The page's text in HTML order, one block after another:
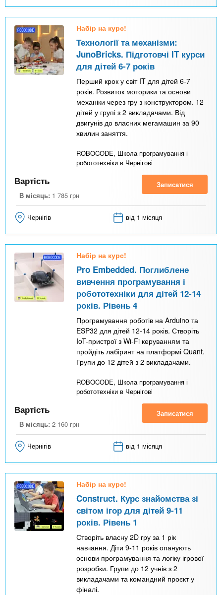
Набір на курс!
Технології та механізми:
JunoBricks. Підготовчі IT курси
для дітей 6-7 років
Перший крок у світ IT для дітей 6-7
років. Розвиток моторики та основи
механіки через гру з конструктором. 12
дітей у групі з 2 викладачами. Від
двигунів до власних мегамашин за 90
хвилин заняття.
ROBOCODE, Школа програмування і
робототехніки в Чернігові
Вартість
В місяць: 1 785 грн
Записатися
Чернігів від 1 місяця
Набір на курс!
Pro Embedded. Поглиблене
вивчення програмування і
робототехніки для дітей 12-14
років. Рівень 4
Програмування роботів на Arduino та
ESP32 для дітей 12-14 років. Створіть
IoT-пристрої з Wi-Fi керуванням та
пройдіть лабіринт на платформі Quant.
Групи до 12 дітей з 2 викладачами.
ROBOCODE, Школа програмування і
робототехніки в Чернігові
Вартість
В місяць: 2 160 грн
Записатися
Чернігів від 1 місяця
Набір на курс!
Construct. Курс знайомства зі
світом ігор для дітей 9-11
років. Рівень 1
Створіть власну 2D гру за 1 рік
навчання. Діти 9-11 років опанують
основи програмування та логіку ігрової
розробки. Групи до 12 учнів з 2
викладачами та командний проєкт у
фіналі.